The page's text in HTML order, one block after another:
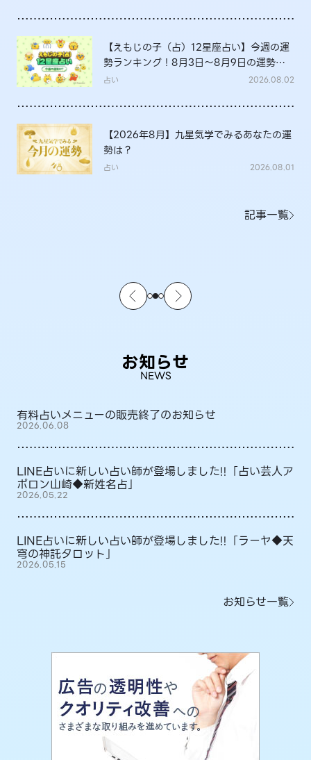
【えもじの子（占）12星座占い】今週の運
勢ランキング！8月3日～8月9日の運勢
は？
占い 2026.08.02
【2026年8月】九星気学でみるあなたの運
勢は？
占い 2026.08.01
記事一覧
お知らせ
NEWS
有料占いメニューの販売終了のお知らせ
2026.06.08
LINE占いに新しい占い師が登場しました!!「占い芸人ア
ポロン山崎◆新姓名占」
2026.05.22
LINE占いに新しい占い師が登場しました!!「ラーヤ◆天
穹の神託タロット」
2026.05.15
お知らせ一覧